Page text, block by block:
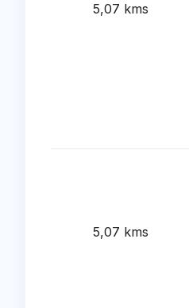
5,07 kms
5,07 kms